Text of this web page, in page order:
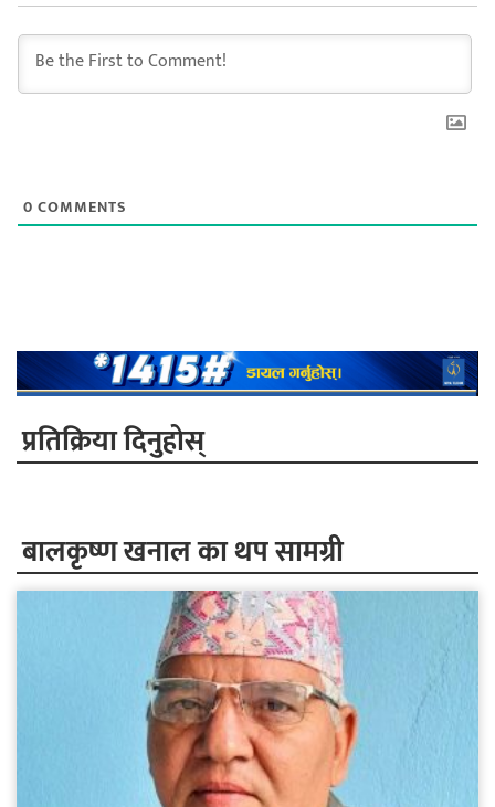
0 COMMENTS
प्रतिक्रिया दिनुहोस्
बालकृष्ण खनाल का थप सामग्री